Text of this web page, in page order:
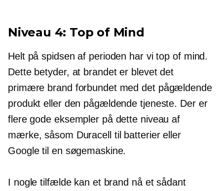
Niveau 4: Top of Mind
Helt på spidsen af ​​perioden har vi top of mind.
Dette betyder, at brandet er blevet det
primære brand forbundet med det pågældende
produkt eller den pågældende tjeneste. Der er
flere gode eksempler på dette niveau af
mærke, såsom Duracell til batterier eller
Google til en søgemaskine.
I nogle tilfælde kan et brand nå et sådant